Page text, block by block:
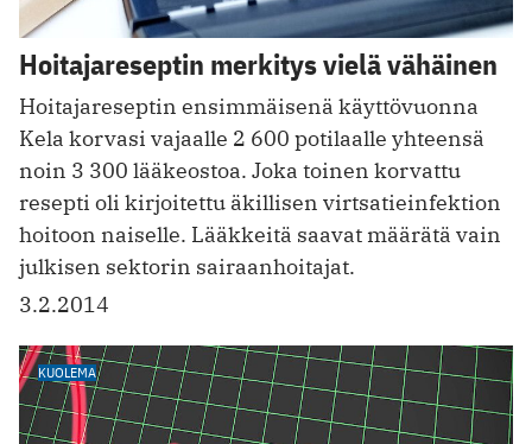
Hoitajareseptin merkitys vielä vähäinen
Hoitajareseptin ensimmäisenä käyttövuonna
Kela korvasi vajaalle 2 600 potilaalle yhteensä
noin 3 300 lääkeostoa. Joka toinen korvattu
resepti oli kirjoitettu äkillisen virtsatieinfektion
hoitoon naiselle. Lääkkeitä saavat määrätä vain
julkisen sektorin sairaanhoitajat.
3.2.2014
KUOLEMA